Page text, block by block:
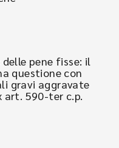
pene fisse: il
questione con
gravi aggravate
art. 590-ter c.p.